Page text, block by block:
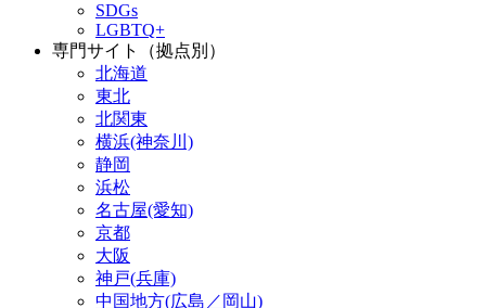
SDGs
LGBTQ+
専門サイト（拠点別）
北海道
東北
北関東
横浜(神奈川)
静岡
浜松
名古屋(愛知)
京都
大阪
神戸(兵庫)
中国地方(広島／岡山)